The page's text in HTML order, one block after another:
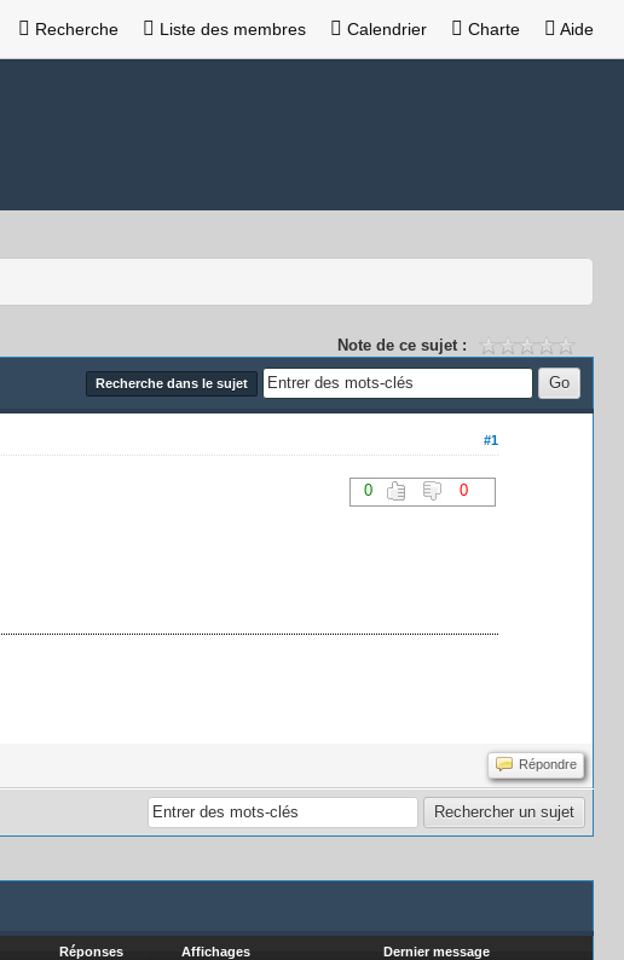
Recherche Liste des membres Calendrier Charte Aide
Note de ce sujet :
Recherche dans le sujet
#1
0 0
Répondre
Réponses Affichages Dernier message